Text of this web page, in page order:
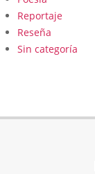
Reportaje
Reseña
Sin categoría